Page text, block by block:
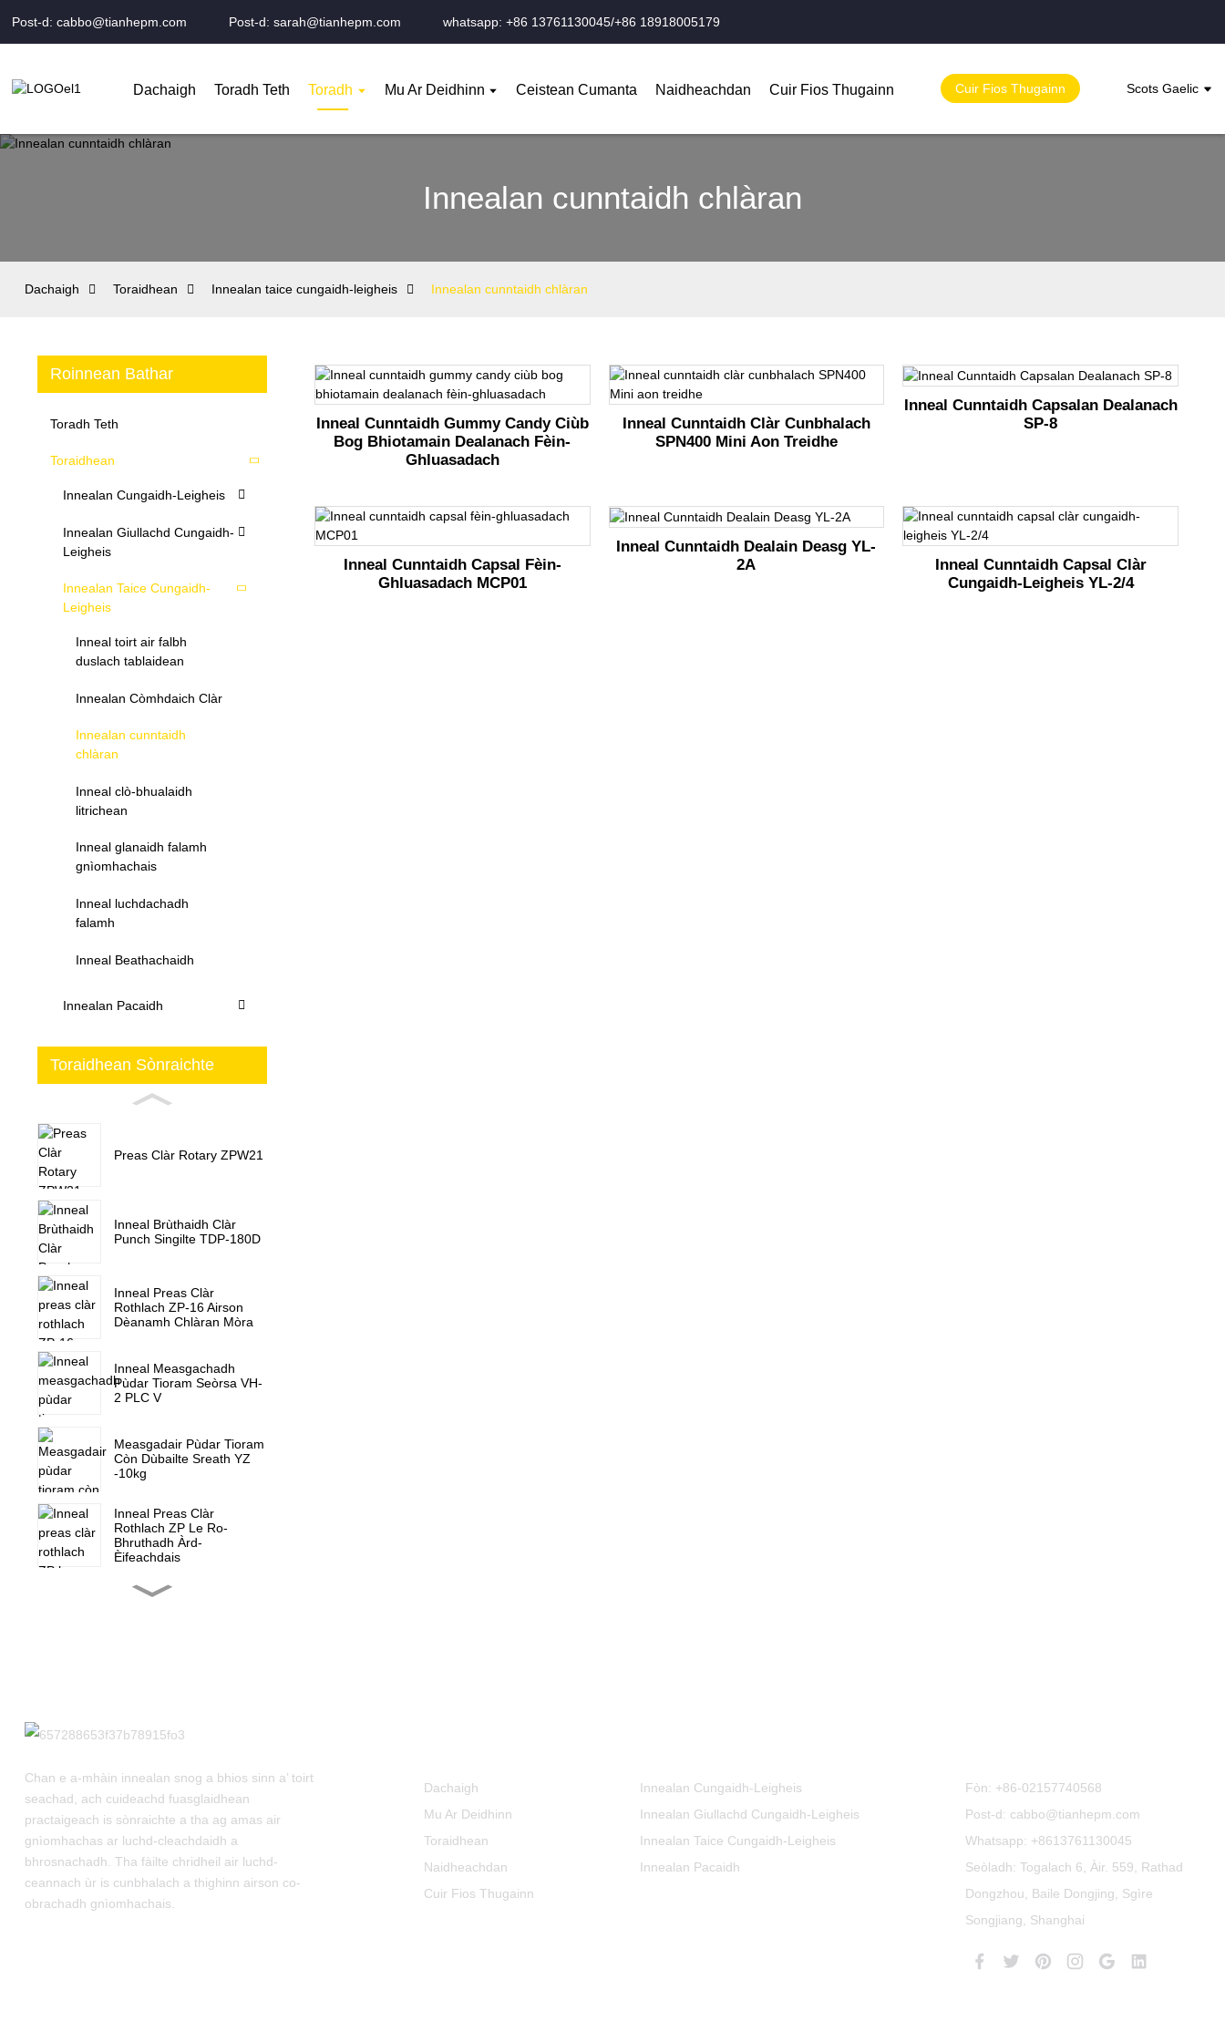
Post-d: cabbo@tianhepm.com Post-d: sarah@tianhepm.com whatsapp: +86 13761130045/+86 18918005179
Dachaigh Toradh Teth Toradh Mu Ar Deidhinn Ceistean Cumanta Naidheachdan Cuir Fios Thugainn Cuir Fios Thugainn Scots Gaelic
Innealan cunntaidh chlàran
Dachaigh Toraidhean Innealan taice cungaidh-leigheis Innealan cunntaidh chlàran
Roinnean Bathar
Toradh Teth
Toraidhean
Innealan Cungaidh-Leigheis
Innealan Giullachd Cungaidh-
Leigheis
Innealan Taice Cungaidh-
Leigheis
Inneal toirt air falbh
duslach tablaidean
Innealan Còmhdaich Clàr
Innealan cunntaidh
chlàran
Inneal clò-bhualaidh
litrichean
Inneal glanaidh falamh
gnìomhachais
Inneal luchdachadh
falamh
Inneal Beathachaidh
Innealan Pacaidh
Toraidhean Sònraichte
Preas Clàr Rotary ZPW21
Inneal Brùthaidh Clàr
Punch Singilte TDP-180D
Inneal Preas Clàr
Rothlach ZP-16 Airson
Dèanamh Chlàran Mòra
Inneal Measgachadh
Pùdar Tioram Seòrsa VH-
2 PLC V
Measgadair Pùdar Tioram
Còn Dùbailte Sreath YZ
-10kg
Inneal Preas Clàr
Rothlach ZP Le Ro-
Bhruthadh Àrd-
Èifeachdais
Inneal Preas Clàr
NJP-900 1000 1200
Inneal Lìonadh Capsal Gu
Tur Fèin-Ghluasadach
Inneal Cunntaidh Gummy Candy Ciùb
Bog Bhiotamain Dealanach Fèin-
Ghluasadach
Inneal Cunntaidh Clàr Cunbhalach
SPN400 Mini Aon Treidhe
Inneal Cunntaidh Capsalan Dealanach
SP-8
Inneal Cunntaidh Capsal Fèin-
Ghluasadach MCP01
Inneal Cunntaidh Dealain Deasg YL-
2A
Inneal Cunntaidh Capsal Clàr
Cungaidh-Leigheis YL-2/4
Chan e a-mhàin innealan snog a bhios sinn a’ toirt
seachad, ach cuideachd fuasglaidhean
practaigeach is sònraichte a tha ag amas air
gnìomhachas ar luchd-cleachdaidh a
bhrosnachadh. Tha fàilte chridheil air luchd-
ceannach ùr is cunbhalach a thighinn airson co-
obrachadh gnìomhachais.
Dachaigh
Mu Ar Deidhinn
Toraidhean
Naidheachdan
Cuir Fios Thugainn
Innealan Cungaidh-Leigheis
Innealan Giullachd Cungaidh-Leigheis
Innealan Taice Cungaidh-Leigheis
Innealan Pacaidh
Fòn: +86-02157740568
Post-d: cabbo@tianhepm.com
Whatsapp: +8613761130045
Seòladh: Togalach 6, Àir. 559, Rathad
Dongzhou, Baile Dongjing, Sgìre
Songjiang, Shanghai